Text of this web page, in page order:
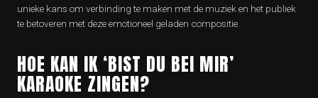
unieke kans om verbinding te maken met de muziek en het publiek
te betoveren met deze emotioneel geladen compositie.
HOE KAN IK ‘BIST DU BEI MIR’
KARAOKE ZINGEN?